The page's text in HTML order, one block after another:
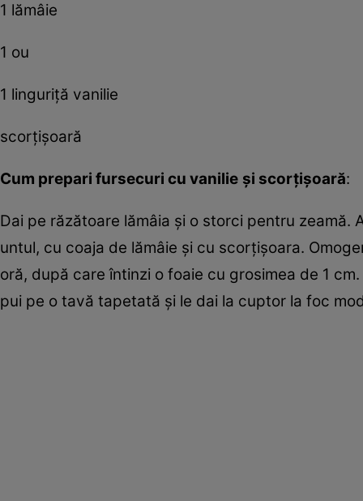
1 lămâie
1 ou
1 linguriţă vanilie
scorţişoară
Cum prepari fursecuri cu vanilie şi scorţişoară:
Dai pe răzătoare lămâia şi o storci pentru
untul, cu coaja de lămâie şi cu scorţişoara.
oră, după care întinzi o foaie cu grosimea de 1
pui pe o tavă tapetată şi le dai la cuptor la foc